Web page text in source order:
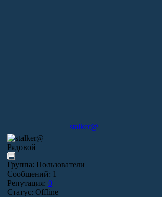
stalker@
Рядовой
Группа: Пользователи
Сообщений: 1
Репутация: 0
Статус: Offline